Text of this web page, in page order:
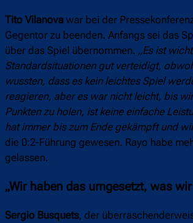
Tito Vilanova war bei der
Gegentor zu beenden. Anfangs sei das
über das Spiel übernommen. „Es ist
Standardsituationen gut verteidigt,
wussten, dass es kein leichtes Spiel
reagieren, aber es war nicht leicht, bis
Punkten zu holen, ist keine einfache
hat immer bis zum Ende gekämpft und
die 0:2-Führung gewesen. Rayo habe
gelassen.
„Wir haben das umgesetzt, was
Sergio Busquets, der